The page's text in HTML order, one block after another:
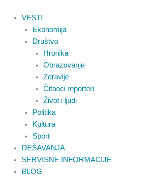
VESTI
Ekonomija
Društvo
Hronika
Obrazovanje
Zdravlje
Čitaoci reporteri
Život i ljudi
Politika
Kultura
Sport
DEŠAVANJA
SERVISNE INFORMACIJE
BLOG